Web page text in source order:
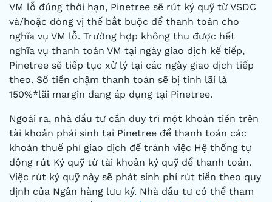
VM lỗ đúng thời hạn, Pinetree sẽ rút ký quỹ từ VSDC
và/hoặc đóng vị thế bắt buộc để thanh toán cho
nghĩa vụ VM lỗ. Trường hợp không thu được hết
nghĩa vụ thanh toán VM tại ngày giao dịch kế tiếp,
Pinetree sẽ tiếp tục xử lý tại các ngày giao dịch tiếp
theo. Số tiền chậm thanh toán sẽ bị tính lãi là
150%*lãi margin đang áp dụng tại Pinetree.
Ngoài ra, nhà đầu tư cần duy trì một khoản tiền trên
tài khoản phái sinh tại Pinetree để thanh toán các
khoản thuế phí giao dịch để tránh việc Hệ thống tự
động rút Ký quỹ từ tài khoản ký quỹ để thanh toán.
Việc rút ký quỹ này sẽ phát sinh phí rút tiền theo quy
định của Ngân hàng lưu ký. Nhà đầu tư có thể tham